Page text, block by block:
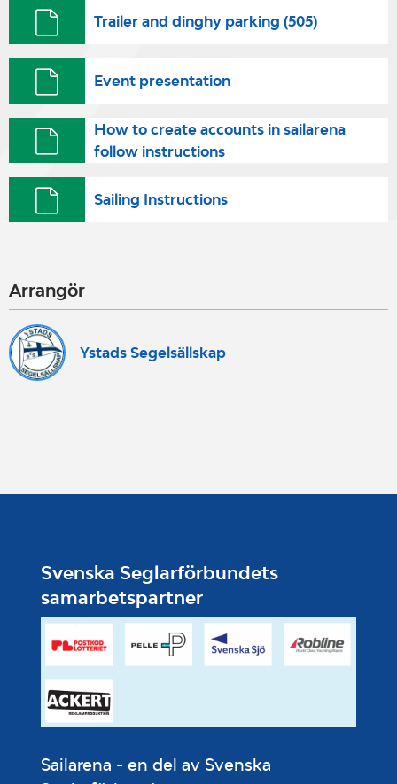
Trailer and dinghy parking (505)
Event presentation
How to create accounts in sailarena
follow instructions
Sailing Instructions
Arrangör
Ystads Segelsällskap
Svenska Seglarförbundets
samarbetspartner
Sailarena - en del av Svenska